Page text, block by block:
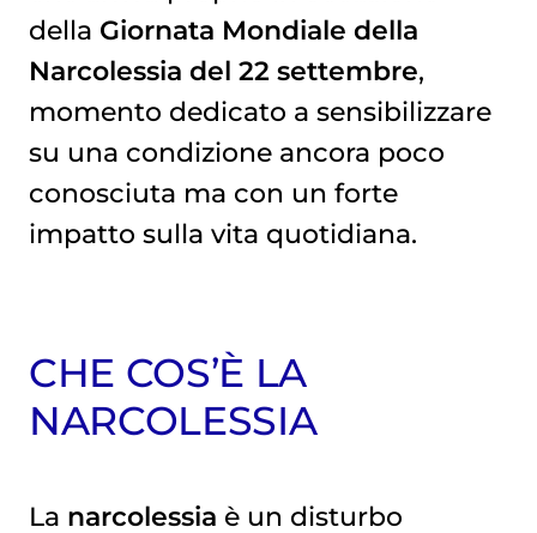
della Giornata Mondiale della
Narcolessia del 22 settembre,
momento dedicato a sensibilizzare
su una condizione ancora poco
conosciuta ma con un forte
impatto sulla vita quotidiana.
CHE COS’È LA
NARCOLESSIA
La narcolessia è un disturbo